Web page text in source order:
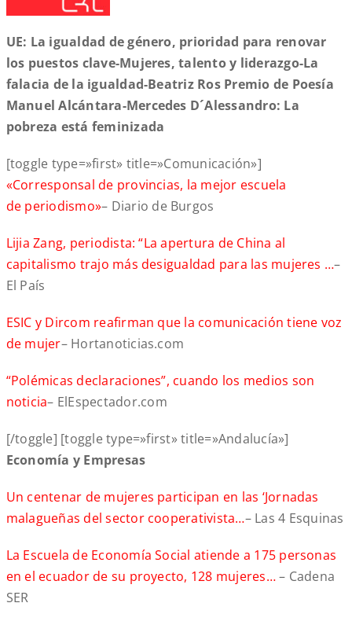
UE: La igualdad de género, prioridad para renovar
los puestos clave-Mujeres, talento y liderazgo-La
falacia de la igualdad-Beatriz Ros Premio de Poesía
Manuel Alcántara-Mercedes D´Alessandro: La
pobreza está feminizada
[toggle type=»first» title=»Comunicación»]
«Corresponsal de provincias, la mejor escuela
de periodismo»– Diario de Burgos
Lijia Zang, periodista: “La apertura de China al
capitalismo trajo más desigualdad para las mujeres …–
El País
ESIC y Dircom reafirman que la comunicación tiene voz
de mujer– Hortanoticias.com
“Polémicas declaraciones”, cuando los medios son
noticia– ElEspectador.com
[/toggle] [toggle type=»first» title=»Andalucía»]
Economía y Empresas
Un centenar de mujeres participan en las ‘Jornadas
malagueñas del sector cooperativista…– Las 4 Esquinas
La Escuela de Economía Social atiende a 175 personas
en el ecuador de su proyecto, 128 mujeres…– Cadena
SER